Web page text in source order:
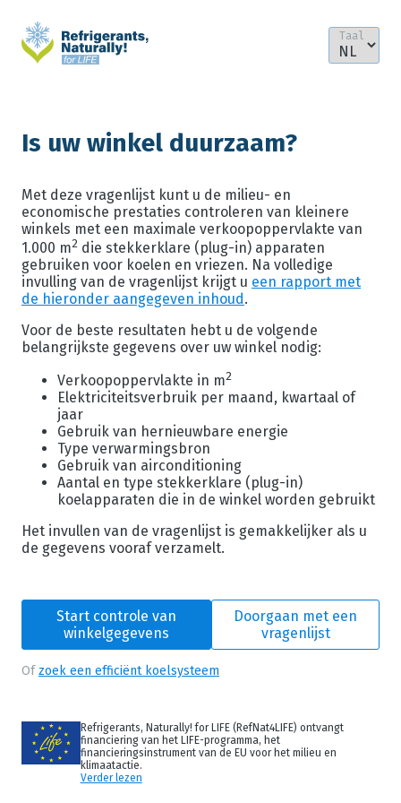
Is uw winkel duurzaam?
Met deze vragenlijst kunt u de milieu- en
economische prestaties controleren van kleinere
winkels met een maximale verkoopoppervlakte van
1.000 m2 die stekkerklare (plug-in) apparaten
gebruiken voor koelen en vriezen. Na volledige
invulling van de vragenlijst krijgt u een rapport met
de hieronder aangegeven inhoud.
Voor de beste resultaten hebt u de volgende
belangrijkste gegevens over uw winkel nodig:
Verkoopoppervlakte in m2
Elektriciteitsverbruik per maand, kwartaal of
jaar
Gebruik van hernieuwbare energie
Type verwarmingsbron
Gebruik van airconditioning
Aantal en type stekkerklare (plug-in)
koelapparaten die in de winkel worden gebruikt
Het invullen van de vragenlijst is gemakkelijker als u
de gegevens vooraf verzamelt.
Start controle van
winkelgegevens
Doorgaan met een
vragenlijst
Ofzoek een efficiënt koelsysteem
Refrigerants, Naturally! for LIFE (RefNat4LIFE) ontvangt
financiering van het LIFE-programma, het
financieringsinstrument van de EU voor het milieu en
klimaatactie.
Verder lezen